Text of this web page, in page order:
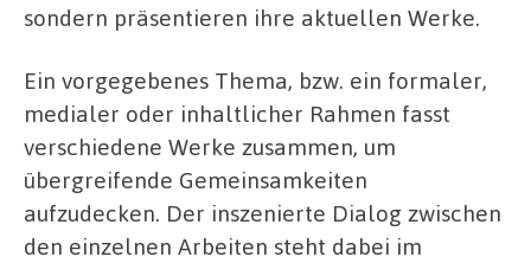
sondern präsentieren ihre aktuellen Werke.
Ein vorgegebenes Thema, bzw. ein formaler,
medialer oder inhaltlicher Rahmen fasst
verschiedene Werke zusammen, um
übergreifende Gemeinsamkeiten
aufzudecken. Der inszenierte Dialog zwischen
den einzelnen Arbeiten steht dabei im